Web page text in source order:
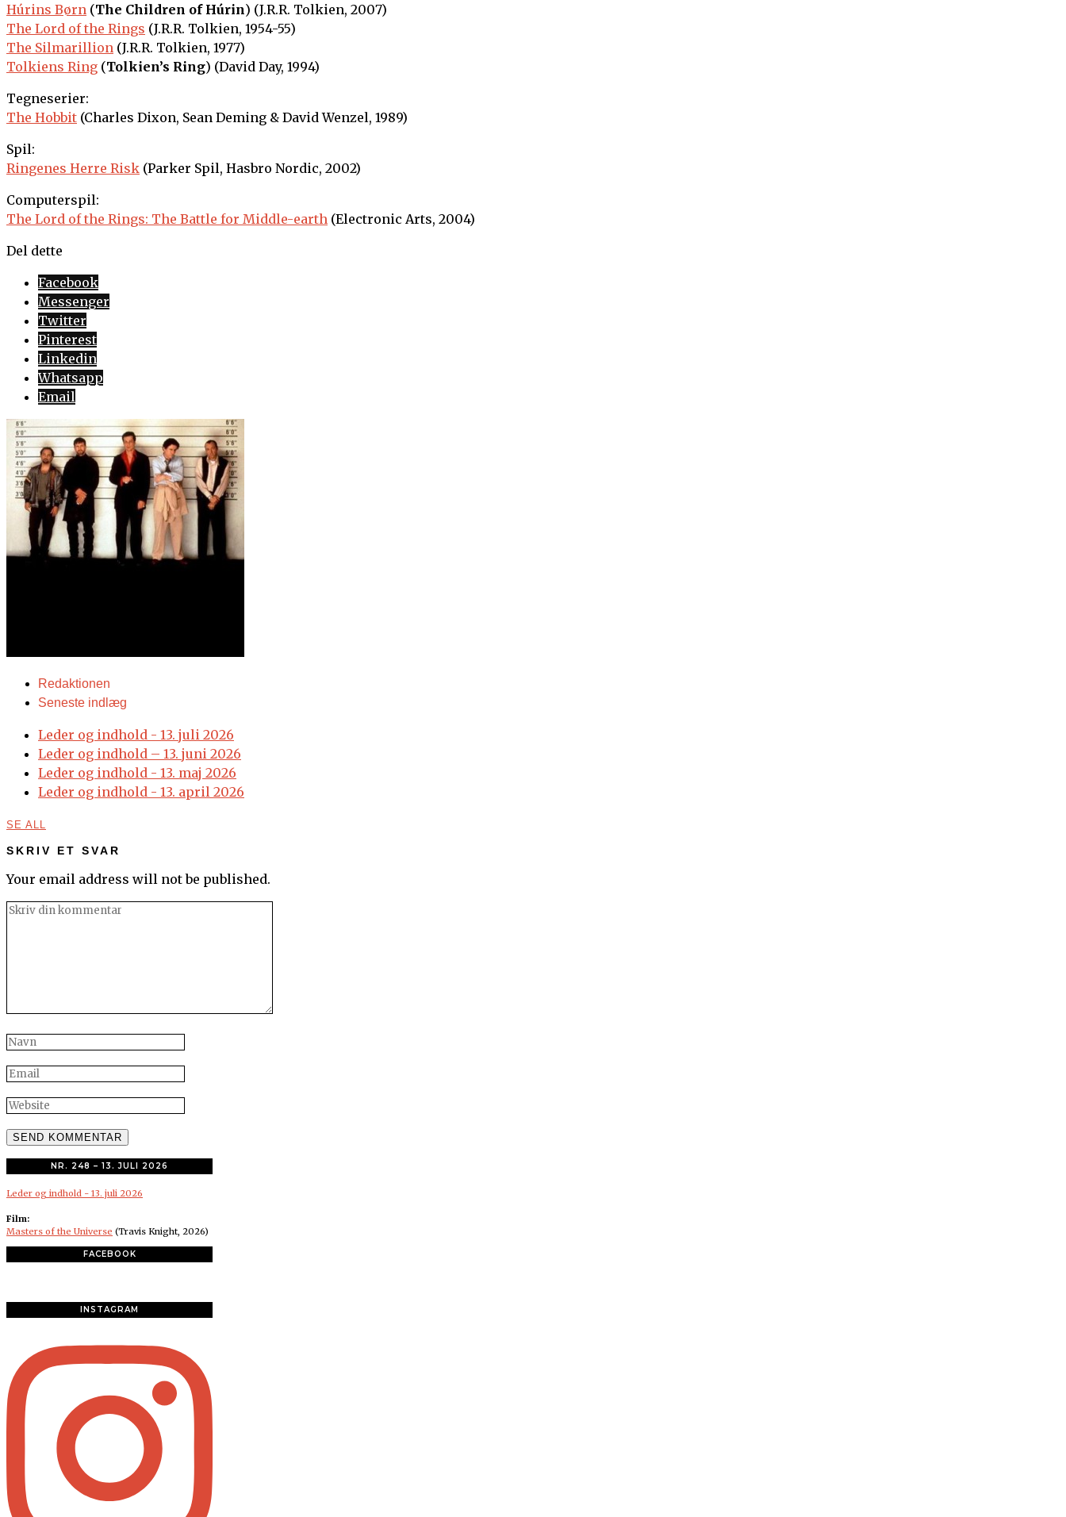
Húrins Børn (The Children of Húrin) (J.R.R. Tolkien, 2007)
The Lord of the Rings (J.R.R. Tolkien, 1954-55)
The Silmarillion (J.R.R. Tolkien, 1977)
Tolkiens Ring (Tolkien’s Ring) (David Day, 1994)
Tegneserier:
The Hobbit (Charles Dixon, Sean Deming & David Wenzel, 1989)
Spil:
Ringenes Herre Risk (Parker Spil, Hasbro Nordic, 2002)
Computerspil:
The Lord of the Rings: The Battle for Middle-earth (Electronic Arts, 2004)
Del dette
Facebook
Messenger
Twitter
Pinterest
Linkedin
Whatsapp
Email
Redaktionen
Seneste indlæg
Leder og indhold - 13. juli 2026
Leder og indhold – 13. juni 2026
Leder og indhold - 13. maj 2026
Leder og indhold - 13. april 2026
SE ALL
SKRIV ET SVAR
Your email address will not be published.
NR. 248 – 13. JULI 2026
Leder og indhold - 13. juli 2026
Film:
Masters of the Universe (Travis Knight, 2026)
FACEBOOK
INSTAGRAM